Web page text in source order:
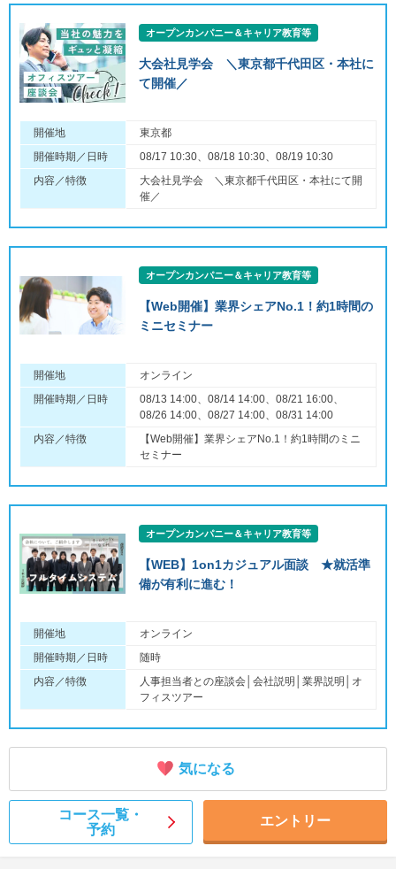
オープンカンパニー＆キャリア教育等
大会社見学会 ＼東京都千代田区・本社に
て開催／
開催地
東京都
開催時期／日時
08/17 10:30、08/18 10:30、08/19 10:30
内容／特徴
大会社見学会 ＼東京都千代田区・本社にて開
催／
オープンカンパニー＆キャリア教育等
【Web開催】業界シェアNo.1！約1時間の
ミニセミナー
開催地
オンライン
開催時期／日時
08/13 14:00、08/14 14:00、08/21 16:00、
08/26 14:00、08/27 14:00、08/31 14:00
内容／特徴
【Web開催】業界シェアNo.1！約1時間のミニ
セミナー
オープンカンパニー＆キャリア教育等
【WEB】1on1カジュアル面談 ★就活準
備が有利に進む！
開催地
オンライン
開催時期／日時
随時
内容／特徴
人事担当者との座談会│会社説明│業界説明│オ
フィスツアー
気になる
コース一覧・
予約
エントリー